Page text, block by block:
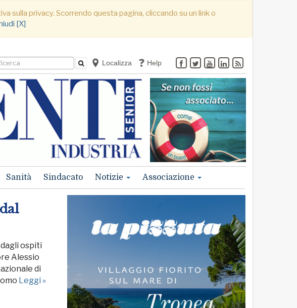
sulla privacy. Scorrendo questa pagina, cliccando su un link o
[X]
Localizza Help
Sanità Sindacato Notizie Associazione
ospiti
Alessio
di
Leggi »